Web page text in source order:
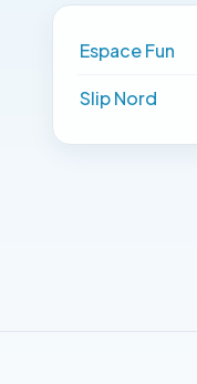
Espace Fun
Slip Nord